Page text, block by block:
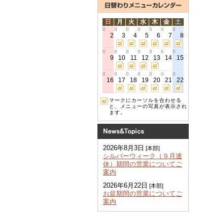
日 月 火 水 木 金 土
8
2
8
3
8
4
8
5
8
6
8
7
8
8
8
9
8
10
8
11
8
12
8
13
8
14
8
15
8
16
8
17
8
18
8
19
8
20
8
21
8
22
マークにカーソルを合わせる
と、メニューの写真が表示され
ます。
2026年8月3日 [本部]
シルバーウィーク（９月連
休）期間の営業についてご
案内
2026年6月22日 [本部]
お盆期間の営業についてご
案内